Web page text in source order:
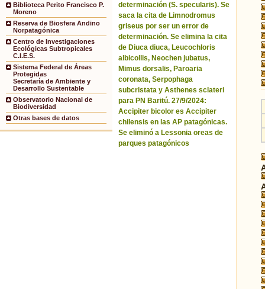
Biblioteca Perito Francisco P.
Moreno
Reserva de Biosfera Andino
Norpatagónica
Centro de Investigaciones
Ecológicas Subtropicales
C.I.E.S.
Sistema Federal de Áreas
Protegidas
Secretaría de Ambiente y
Desarrollo Sustentable
Observatorio Nacional de
Biodiversidad
Otras bases de datos
determinación (S. specularis). Se
saca la cita de Limnodromus
griseus por ser un error de
determinación. Se elimina la cita
de Diuca diuca, Leucochloris
albicollis, Neochen jubatus,
Mimus dorsalis, Paroaria
coronata, Serpophaga
subcristata y Asthenes sclateri
para PN Baritú. 27/9/2024:
Accipiter bicolor es Accipiter
chilensis en las AP patagónicas.
Se eliminó a Lessonia oreas de
parques patagónicos